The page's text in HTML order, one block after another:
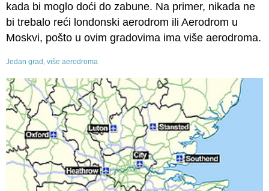
kada bi moglo doći do zabune. Na primer, nikada ne
bi trebalo reći londonski aerodrom ili Aerodrom u
Moskvi, pošto u ovim gradovima ima više aerodroma.
Jedan grad, više aerodroma